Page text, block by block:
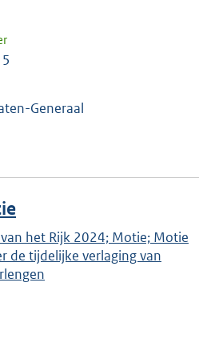
Generaal
van het Rijk 2024; Motie; Motie
de tijdelijke verlaging van